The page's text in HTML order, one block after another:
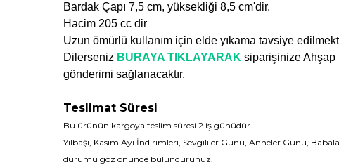
Bardak Çapı 7,5 cm, yüksekliği 8,5 cm'dir.
Hacim 205 cc dir
Uzun ömürlü kullanım için elde yıkama tavsiye
Dilerseniz BURAYA TIKLAYARAK siparişinize
gönderimi sağlanacaktır.
Teslimat Süresi
Bu ürünün kargoya teslim süresi 2 iş günüdür.
Yılbaşı, Kasım Ayı İndirimleri, Sevgililer Günü, Anneler Günü,
durumu göz önünde bulundurunuz.